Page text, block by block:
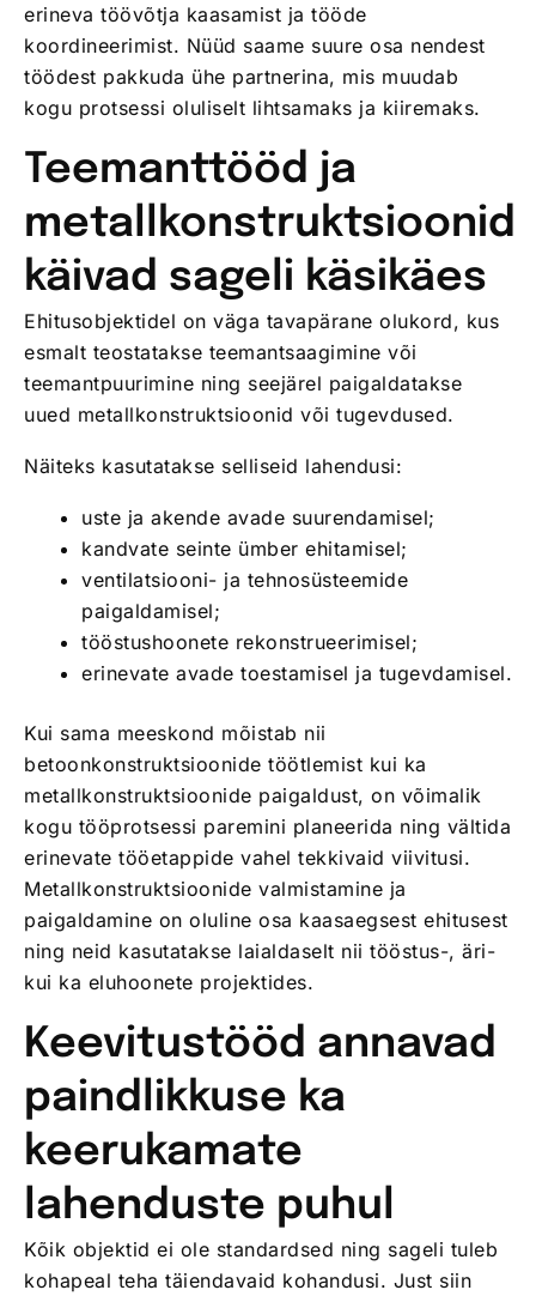
erineva töövõtja kaasamist ja tööde
koordineerimist. Nüüd saame suure osa nendest
töödest pakkuda ühe partnerina, mis muudab
kogu protsessi oluliselt lihtsamaks ja kiiremaks.
Teemanttööd ja
metallkonstruktsioonid
käivad sageli käsikäes
Ehitusobjektidel on väga tavapärane olukord, kus
esmalt teostatakse teemantsaagimine või
teemantpuurimine ning seejärel paigaldatakse
uued metallkonstruktsioonid või tugevdused.
Näiteks kasutatakse selliseid lahendusi:
uste ja akende avade suurendamisel;
kandvate seinte ümber ehitamisel;
ventilatsiooni- ja tehnosüsteemide
paigaldamisel;
tööstushoonete rekonstrueerimisel;
erinevate avade toestamisel ja tugevdamisel.
Kui sama meeskond mõistab nii
betoonkonstruktsioonide töötlemist kui ka
metallkonstruktsioonide paigaldust, on võimalik
kogu tööprotsessi paremini planeerida ning vältida
erinevate tööetappide vahel tekkivaid viivitusi.
Metallkonstruktsioonide valmistamine ja
paigaldamine on oluline osa kaasaegsest ehitusest
ning neid kasutatakse laialdaselt nii tööstus-, äri-
kui ka eluhoonete projektides.
Keevitustööd annavad
paindlikkuse ka
keerukamate
lahenduste puhul
Kõik objektid ei ole standardsed ning sageli tuleb
kohapeal teha täiendavaid kohandusi. Just siin